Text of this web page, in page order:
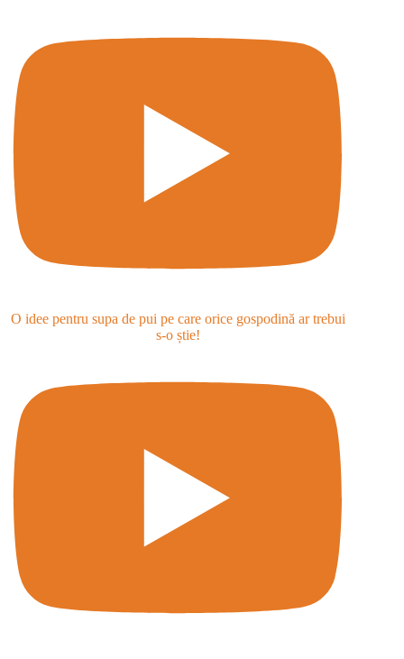
O idee pentru supa de pui pe care orice gospodină ar trebui
s-o știe!